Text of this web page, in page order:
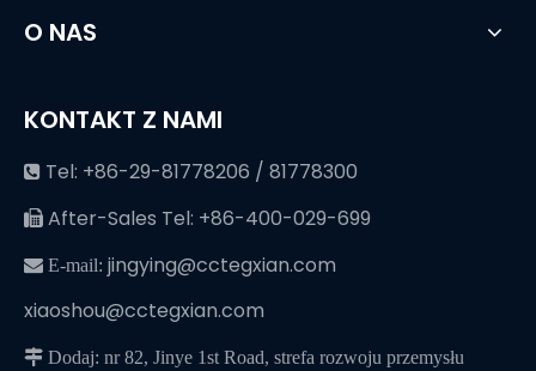
O NAS
KONTAKT Z NAMI
 Tel: +86-29-81778206 / 81778300
 After-Sales Tel: +86-400-029-699
 E-mail: jingying@cctegxian.com
xiaoshou@cctegxian.com
 Dodaj: nr 82, Jinye 1st Road, strefa rozwoju przemysłu